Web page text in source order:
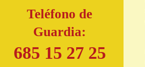
Teléfono de
Guardia:
685 15 27 25